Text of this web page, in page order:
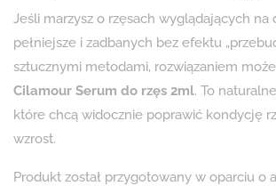
Jeśli marzysz o rzęsach wyglądających na
pełniejsze i zadbanych bez efektu
sztucznymi metodami, rozwiązaniem
Cilamour Serum do rzęs 2ml. To
które chcą widocznie poprawić kondycję
wzrost.
Produkt został przygotowany w oparciu o